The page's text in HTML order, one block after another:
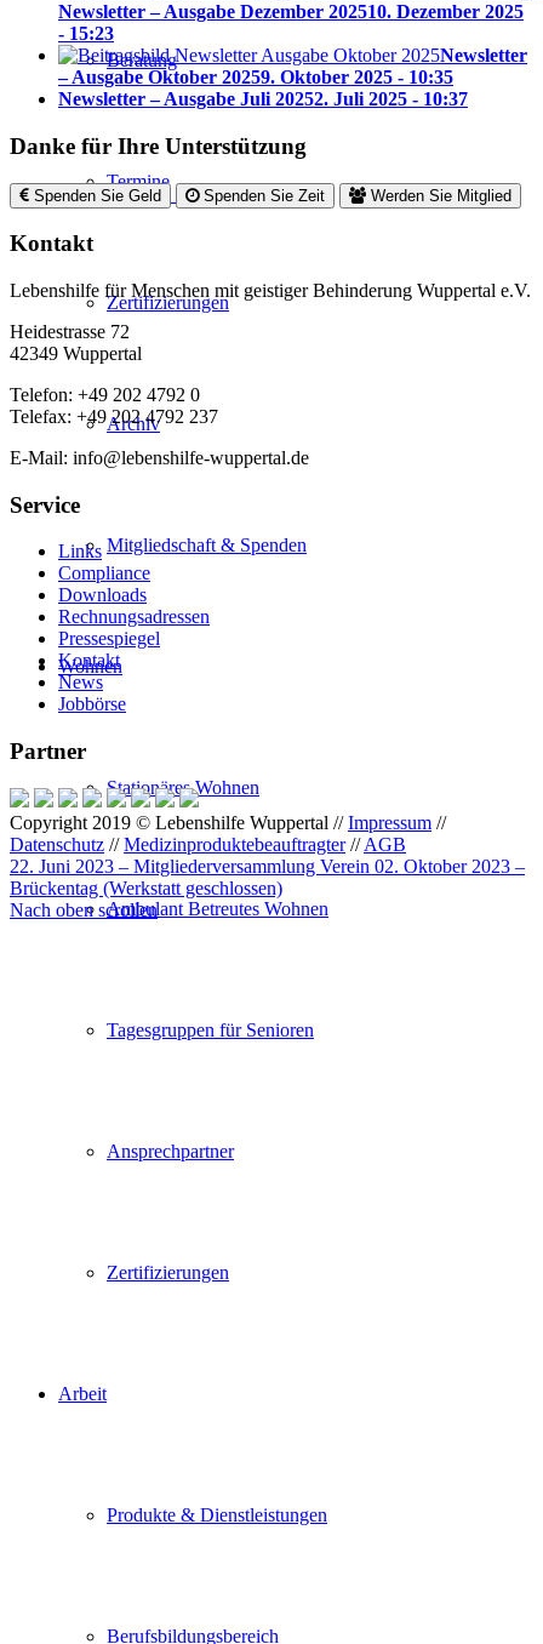
Beratung
Termine
Zertifizierungen
Archiv
Mitgliedschaft & Spenden
Wohnen
Stationäres Wohnen
Ambulant Betreutes Wohnen
Tagesgruppen für Senioren
Ansprechpartner
Zertifizierungen
Arbeit
Produkte & Dienstleistungen
Berufsbildungsbereich
Newsletter – Ausgabe Dezember 202510. Dezember 2025
- 15:23
Newsletter
– Ausgabe Oktober 20259. Oktober 2025 - 10:35
Newsletter – Ausgabe Juli 20252. Juli 2025 - 10:37
Danke für Ihre Unterstützung
Spenden Sie Geld Spenden Sie Zeit Werden Sie Mitglied
Kontakt
Lebenshilfe für Menschen mit geistiger Behinderung Wuppertal e.V.
Heidestrasse 72
42349 Wuppertal
Telefon: +49 202 4792 0
Telefax: +49 202 4792 237
E-Mail: info@lebenshilfe-wuppertal.de
Service
Links
Compliance
Downloads
Rechnungsadressen
Pressespiegel
Kontakt
News
Jobbörse
Partner
Copyright 2019 © Lebenshilfe Wuppertal //Impressum //
Datenschutz //Medizinproduktebeauftragter//AGB
22. Juni 2023 – Mitgliederversammlung Verein 02. Oktober 2023 –
Brückentag (Werkstatt geschlossen)
Nach oben scrollen